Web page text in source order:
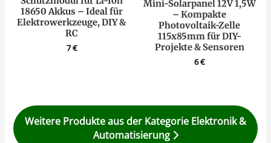
18650 Akkus – Ideal für
Elektrowerkzeuge, DIY &
RC
7€
Mini-Solarpanel 12V 1,5W
– Kompakte
Photovoltaik-Zelle
115x85mm für DIY-
Projekte & Sensoren
6€
Weitere Produkte aus der Kategorie Elektronik &
Automatisierung